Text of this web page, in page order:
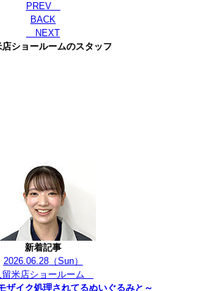
PREV
BACK
NEXT
ショールームのスタッフ
新着記事
2026.06.28（Sun）
留米店ショールーム
イク処理されてるぬいぐるみと～